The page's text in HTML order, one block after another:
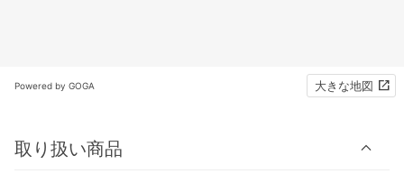
Powered by GOGA 大きな地図
取り扱い商品